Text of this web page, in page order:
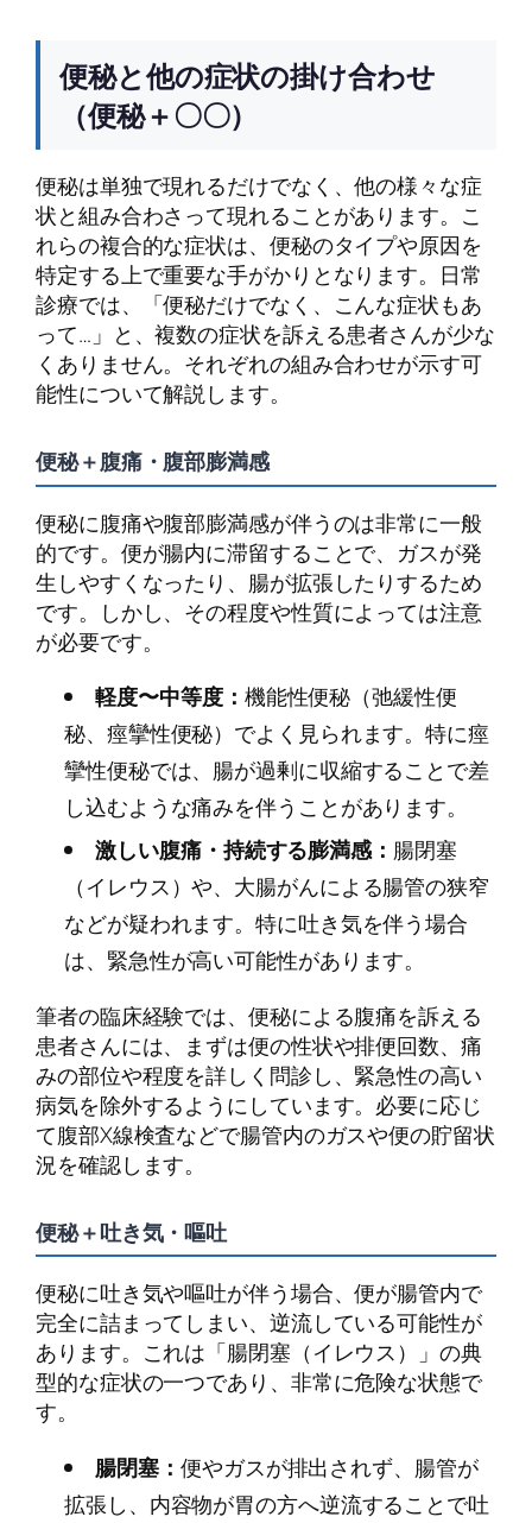
便秘と他の症状の掛け合わせ
（便秘＋〇〇）
便秘は単独で現れるだけでなく、他の様々な症
状と組み合わさって現れることがあります。こ
れらの複合的な症状は、便秘のタイプや原因を
特定する上で重要な手がかりとなります。日常
診療では、「便秘だけでなく、こんな症状もあ
って…」と、複数の症状を訴える患者さんが少な
くありません。それぞれの組み合わせが示す可
能性について解説します。
便秘＋腹痛・腹部膨満感
便秘に腹痛や腹部膨満感が伴うのは非常に一般
的です。便が腸内に滞留することで、ガスが発
生しやすくなったり、腸が拡張したりするため
です。しかし、その程度や性質によっては注意
が必要です。
軽度〜中等度： 機能性便秘（弛緩性便
秘、痙攣性便秘）でよく見られます。特に痙
攣性便秘では、腸が過剰に収縮することで差
し込むような痛みを伴うことがあります。
激しい腹痛・持続する膨満感： 腸閉塞
（イレウス）や、大腸がんによる腸管の狭窄
などが疑われます。特に吐き気を伴う場合
は、緊急性が高い可能性があります。
筆者の臨床経験では、便秘による腹痛を訴える
患者さんには、まずは便の性状や排便回数、痛
みの部位や程度を詳しく問診し、緊急性の高い
病気を除外するようにしています。必要に応じ
て腹部X線検査などで腸管内のガスや便の貯留状
況を確認します。
便秘＋吐き気・嘔吐
便秘に吐き気や嘔吐が伴う場合、便が腸管内で
完全に詰まってしまい、逆流している可能性が
あります。これは「腸閉塞（イレウス）」の典
型的な症状の一つであり、非常に危険な状態で
す。
腸閉塞： 便やガスが排出されず、腸管が
拡張し、内容物が胃の方へ逆流することで吐